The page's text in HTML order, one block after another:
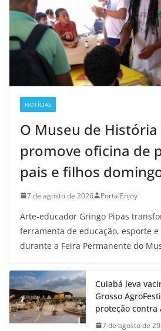
NOTÍCIAS
O Museu de
promove oficina de
pais e filhos
7 de agosto de 2026 PortalEnjoy
Arte-educador Gringo Pipas
ferramenta de educação, esporte
durante a Feira Permanente do
Cuiabá leva
Grosso
proteção contra
7 de agosto de